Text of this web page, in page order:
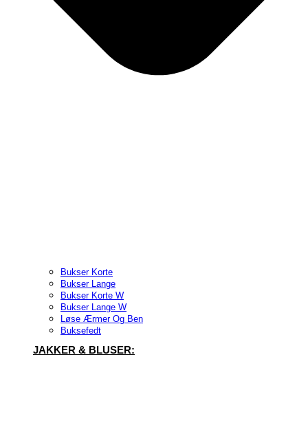
Bukser Korte
Bukser Lange
Bukser Korte W
Bukser Lange W
Løse Ærmer Og Ben
Buksefedt
JAKKER & BLUSER: